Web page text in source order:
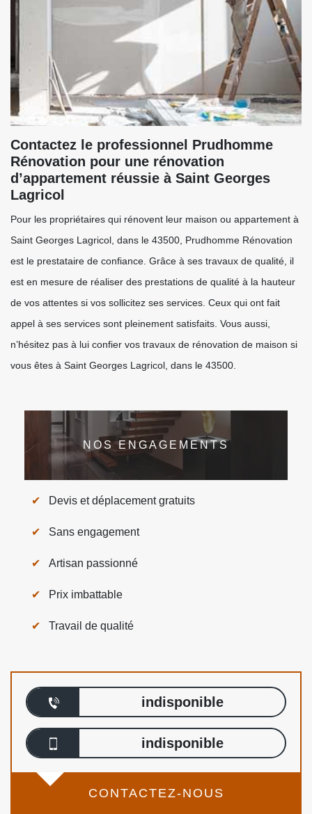
Contactez le professionnel Prudhomme
Rénovation pour une rénovation
d’appartement réussie à Saint Georges
Lagricol
Pour les propriétaires qui rénovent leur maison ou appartement à
Saint Georges Lagricol, dans le 43500, Prudhomme Rénovation
est le prestataire de confiance. Grâce à ses travaux de qualité, il
est en mesure de réaliser des prestations de qualité à la hauteur
de vos attentes si vos sollicitez ses services. Ceux qui ont fait
appel à ses services sont pleinement satisfaits. Vous aussi,
n’hésitez pas à lui confier vos travaux de rénovation de maison si
vous êtes à Saint Georges Lagricol, dans le 43500.
NOS ENGAGEMENTS
Devis et déplacement gratuits
Sans engagement
Artisan passionné
Prix imbattable
Travail de qualité
indisponible
indisponible
CONTACTEZ-NOUS